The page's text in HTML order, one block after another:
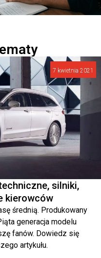
7 kwietnia 2021
silniki,
kierowców
średnią. Produkowany
generacja modelu
fanów. Dowiedz się
artykułu.